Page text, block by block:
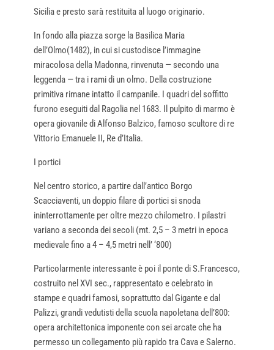
Sicilia e presto sarà restituita al luogo originario.
In fondo alla piazza sorge la Basilica Maria
dell’Olmo(1482), in cui si custodisce l’immagine
miracolosa della Madonna, rinvenuta — secondo una
leggenda — tra i rami di un olmo. Della costruzione
primitiva rimane intatto il campanile. I quadri del soffitto
furono eseguiti dal Ragolia nel 1683. Il pulpito di marmo è
opera giovanile di Alfonso Balzico, famoso scultore di re
Vittorio Emanuele II, Re d’Italia.
I portici
Nel centro storico, a partire dall’antico Borgo
Scacciaventi, un doppio filare di portici si snoda
ininterrottamente per oltre mezzo chilometro. I pilastri
variano a seconda dei secoli (mt. 2,5 – 3 metri in epoca
medievale fino a 4 – 4,5 metri nell’ ‘800)
Particolarmente interessante è poi il ponte di S.Francesco,
costruito nel XVI sec., rappresentato e celebrato in
stampe e quadri famosi, soprattutto dal Gigante e dal
Palizzi, grandi vedutisti della scuola napoletana dell’800:
opera architettonica imponente con sei arcate che ha
permesso un collegamento più rapido tra Cava e Salerno.